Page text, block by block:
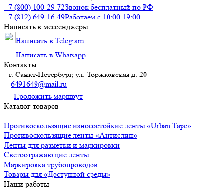
+7 (800) 100-29-72Звонок бесплатный по РФ
+7 (812) 649-16-49Работаем с 10:00-19:00
Написать в мессенджеры:
Написать в Telegram
Написать в Whatsapp
Контакты:
г. Санкт-Петербург, ул. Торжковская д. 20
6491649@mail.ru
Проложить маршрут
Каталог товаров
Противоскользящие износостойкие ленты «Urban Tape»
Противоскользящие ленты «Антислип»
Ленты для разметки и маркировки
Светоотражающие ленты
Маркировка трубопроводов
Товары для «Доступной среды»
Наши работы